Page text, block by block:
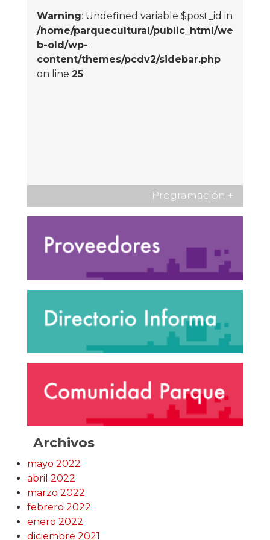
Warning: Undefined variable $post_id in
/home/parquecultural/public_html/we
b-old/wp-
content/themes/pcdv2/sidebar.php
on line 25
Programación +
Archivos
mayo 2022
abril 2022
marzo 2022
febrero 2022
enero 2022
diciembre 2021